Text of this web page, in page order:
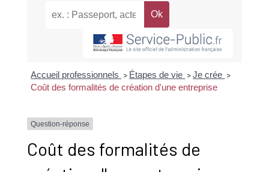
Accueil professionnels > Étapes de vie > Je crée >
Coût des formalités de création d'une entreprise
Question-réponse
Coût des formalités de